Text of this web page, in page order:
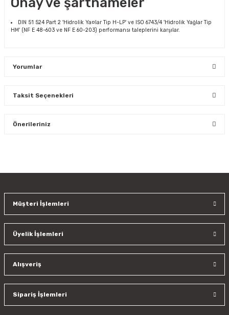
DIN 51 524 Part 2 'Hidrolik Ya¤lar Tip H-LP' ve ISO 6743/4 'Hidrolik Yağlar Tip
HM' (NF E 48-603 ve NF E 60-203) performansı taleplerini karşılar.
Yorumlar
Taksit Seçenekleri
Önerileriniz
Ürün resmi kalitesiz, bozuk veya görüntülenemiyor.
Ürün bilgilerinde hatalar bulunuyor.
Bu ürüne benzer farklı alternatifler olmalı.
Müşteri İşlemleri
Üyelik İşlemleri
Alışveriş
Sipariş İşlemleri